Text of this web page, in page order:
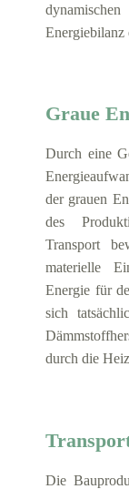
Energiebilanz
Graue
Durch eine
der grauen
des
Transport
materielle
Energie für
sich
durch die
Die